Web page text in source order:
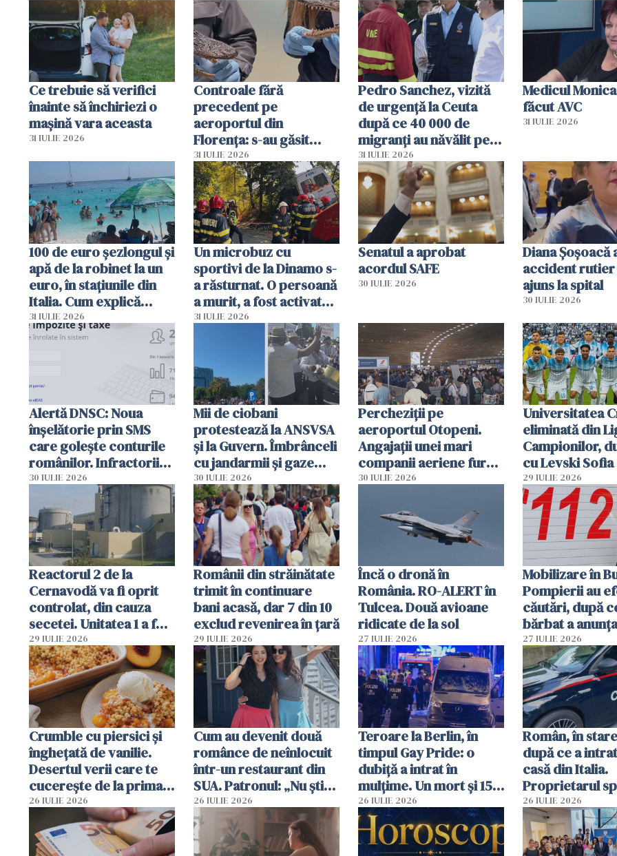
Ce trebuie să verifici
înainte să închiriezi o
mașină vara aceasta
31 IULIE 2026
Controale fără
precedent pe
aeroportul din
Florența: s-au găsit
capete de aligator și o
sumă imensă de bani
31 IULIE 2026
Pedro Sanchez, vizită
de urgență la Ceuta
după ce 40 000 de
migranți au năvălit pe
teritoriul spaniol: „Vom
mobiliza toate
resursele"
31 IULIE 2026
Medicul
făcut AVC
31 IULIE 2026
100 de euro șezlongul și
apă de la robinet la un
euro, în stațiunile din
Italia. Cum explică
autoritățile
31 IULIE 2026
Un microbuz cu
sportivi de la Dinamo s-
a răsturnat. O persoană
a murit, a fost activat
planul roșu de
31 IULIE 2026
Senatul a aprobat
acordul SAFE
30 IULIE 2026
Diana Șoșoacă
accident rutier
ajuns la spital
30 IULIE 2026
Alertă DNSC: Noua
înșelătorie prin SMS
care golește conturile
românilor. Infractorii
folosesc numele
Ghișeul.ro și al Poliției
Române
30 IULIE 2026
Mii de ciobani
protestează la ANSVSA
și la Guvern. Îmbrânceli
cu jandarmii și gaze
lacrimogene
30 IULIE 2026
Percheziții pe
aeroportul Otopeni.
Angajații unei mari
companii aeriene furau
parfumuri, ceasuri și
vânzării
30 IULIE 2026
Universitatea
eliminată din
Campionilor,
cu Levski Sofia
29 IULIE 2026
Reactorul 2 de la
Cernavodă va fi oprit
controlat, din cauza
secetei. Unitatea 1 a fost
deja oprită
29 IULIE 2026
Românii din străinătate
trimit în continuare
bani acasă, dar 7 din 10
exclud revenirea în țară
29 IULIE 2026
Încă o dronă în
România. RO-ALERT în
Tulcea. Două avioane
ridicate de la sol
27 IULIE 2026
Mobilizare în
Pompierii au
căutări, după
bărbat a
că a văzut un
luminos
27 IULIE 2026
Crumble cu piersici și
înghețată de vanilie.
Desertul verii care te
cucerește de la prima
lingură
26 IULIE 2026
Cum au devenit două
românce de neînlocuit
într-un restaurant din
SUA. Patronul: „Nu știu
ce o să mă fac fără voi”
26 IULIE 2026
Teroare la Berlin, în
timpul Gay Pride: o
dubiță a intrat în
mulțime. Un mort și 15
răniți
26 IULIE 2026
Român, în
după ce a
casă din Italia.
Proprietarul
s-a apărat cu
26 IULIE 2026